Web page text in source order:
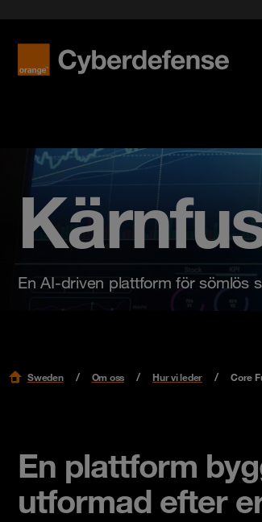
Karriär
En AI-driven plattform för sömlös
Sweden Om oss Hur vi leder Core
En plattform
utformad efter